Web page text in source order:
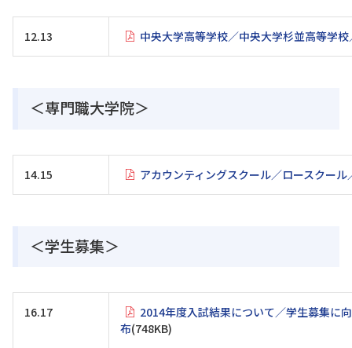
12.13 中央大学高等学校／中央大学杉並高等学
＜専門職大学院＞
14.15 アカウンティングスクール／ロースクー
＜学生募集＞
16.17
2014年度入試結果について／学生募集に
布(748KB)